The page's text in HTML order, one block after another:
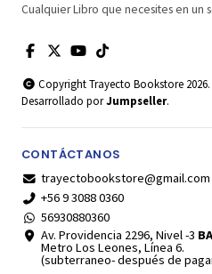
Cualquier Libro que necesites en un
Copyright Trayecto Bookstore
Desarrollado porJumpseller.
CONTÁCTANOS
trayectobookstore@gmail.com
+56 9 3088 0360
56930880360
Av. Providencia 2296, Nivel -3
Metro Los Leones, Línea 6.
(subterraneo- después de